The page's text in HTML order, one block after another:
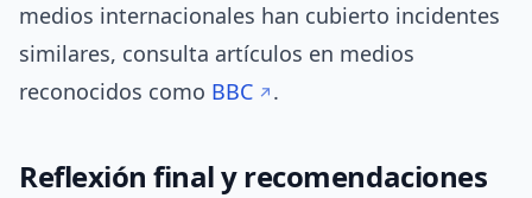
medios internacionales han cubierto incidentes
similares, consulta artículos en medios
reconocidos como BBC .
Reflexión final y recomendaciones